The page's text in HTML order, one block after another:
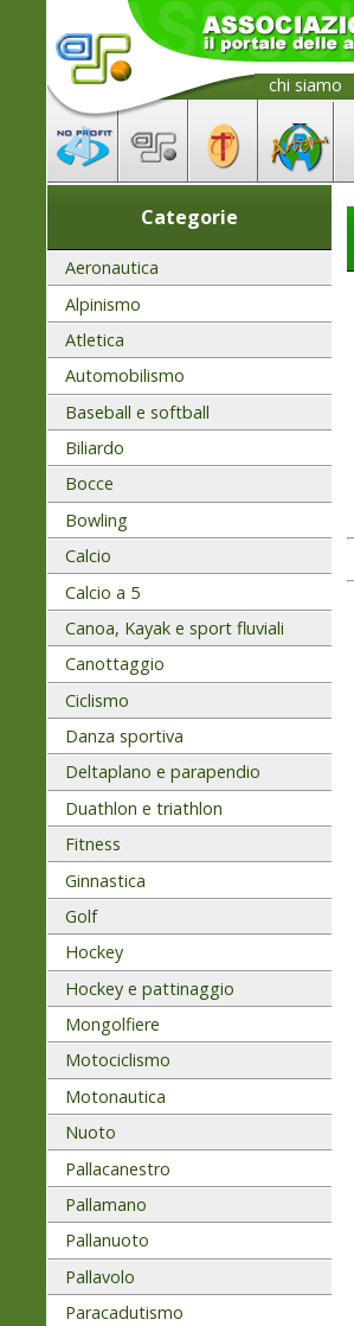
chi siamo
Categorie
Aeronautica
Alpinismo
Atletica
Automobilismo
Baseball e softball
Biliardo
Bocce
Bowling
Calcio
Calcio a 5
Canoa, Kayak e sport fluviali
Canottaggio
Ciclismo
Danza sportiva
Deltaplano e parapendio
Duathlon e triathlon
Fitness
Ginnastica
Golf
Hockey
Hockey e pattinaggio
Mongolfiere
Motociclismo
Motonautica
Nuoto
Pallacanestro
Pallamano
Pallanuoto
Pallavolo
Paracadutismo